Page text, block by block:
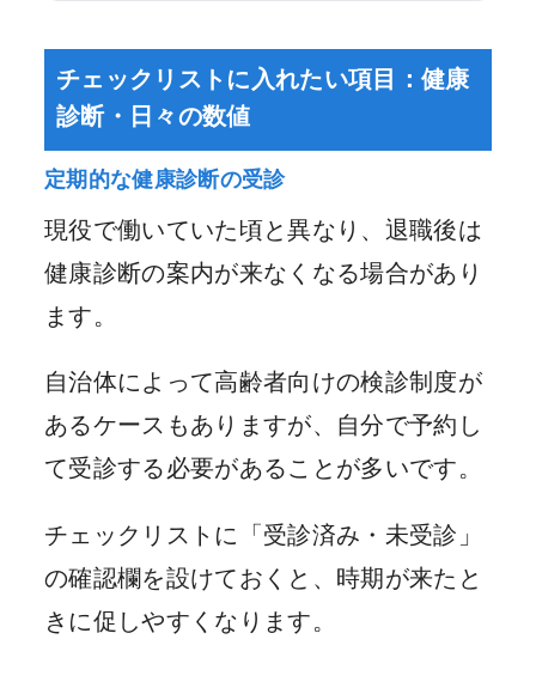
チェックリストに入れたい項目：健康
診断・日々の数値
定期的な健康診断の受診
現役で働いていた頃と異なり、退職後は
健康診断の案内が来なくなる場合があり
ます。
自治体によって高齢者向けの検診制度が
あるケースもありますが、自分で予約し
て受診する必要があることが多いです。
チェックリストに「受診済み・未受診」
の確認欄を設けておくと、時期が来たと
きに促しやすくなります。